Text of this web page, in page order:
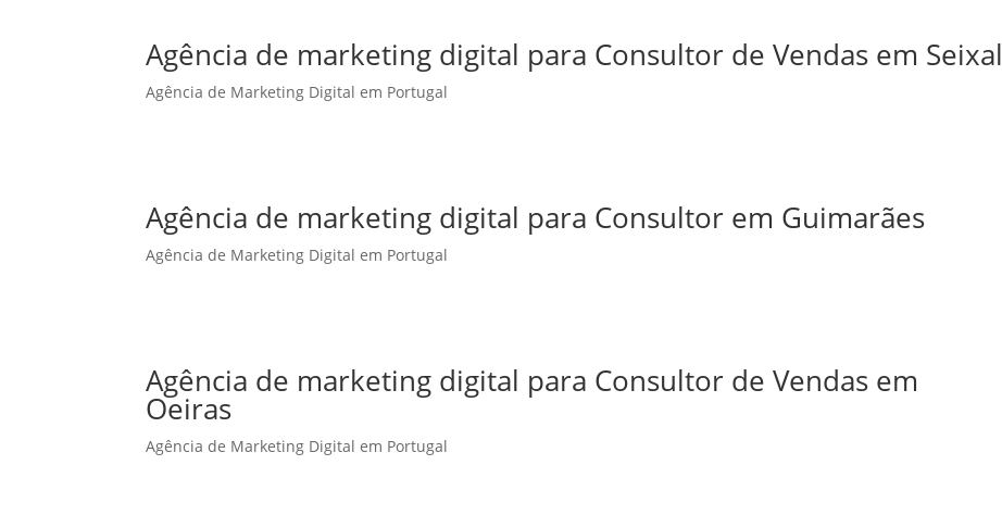
Agência de marketing digital para Consultor de Vendas em Seixal
Agência de Marketing Digital em Portugal
Agência de marketing digital para Consultor em Guimarães
Agência de Marketing Digital em Portugal
Agência de marketing digital para Consultor de Vendas em
Oeiras
Agência de Marketing Digital em Portugal